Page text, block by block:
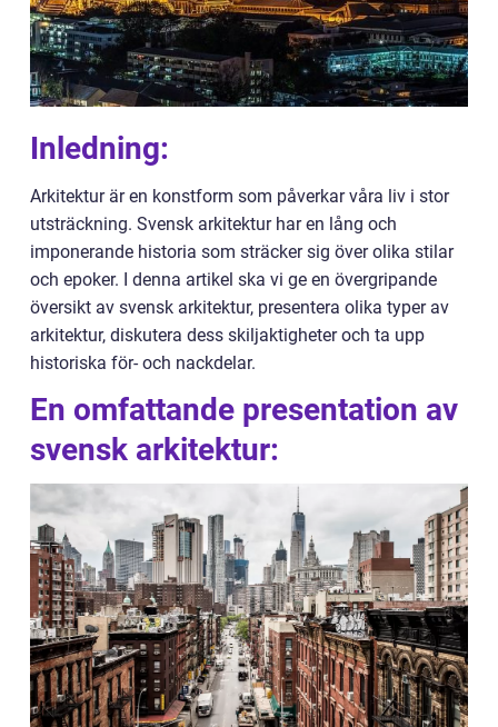
Inledning:
Arkitektur är en konstform som påverkar våra liv i stor
utsträckning. Svensk arkitektur har en lång och
imponerande historia som sträcker sig över olika stilar
och epoker. I denna artikel ska vi ge en övergripande
översikt av svensk arkitektur, presentera olika typer av
arkitektur, diskutera dess skiljaktigheter och ta upp
historiska för- och nackdelar.
En omfattande presentation av
svensk arkitektur: